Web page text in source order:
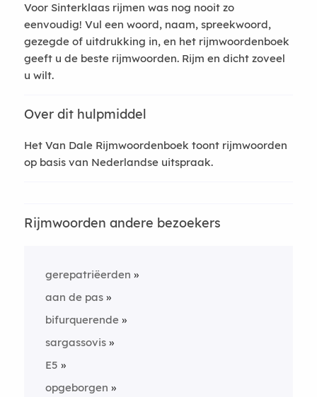
Voor Sinterklaas rijmen was nog nooit zo
eenvoudig! Vul een woord, naam, spreekwoord,
gezegde of uitdrukking in, en het rijmwoordenboek
geeft u de beste rijmwoorden. Rijm en dicht zoveel
u wilt.
Over dit hulpmiddel
Het Van Dale Rijmwoordenboek toont rijmwoorden
op basis van Nederlandse uitspraak.
Rijmwoorden andere bezoekers
gerepatriëerden
aan de pas
bifurquerende
sargassovis
E5
opgeborgen